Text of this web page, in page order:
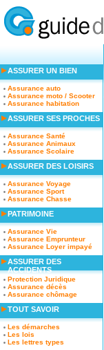
ASSURER UN BIEN
Assurance auto
Assurance moto / Scooter
Assurance habitation
ASSURER SES PROCHES
Assurance Santé
Assurance Animaux
Assurance Scolaire
ASSURER DES LOISIRS
Assurance Voyage
Assurance Sport
Assurance Chasse
PATRIMOINE
Assurance Vie
Assurance Emprunteur
Assurance Loyer impayé
ASSURER DES
ACCIDENTS
Protection Juridique
Assurance décès
Assurance chômage
TOUT SAVOIR
Les démarches
Les lois
Les lettres types